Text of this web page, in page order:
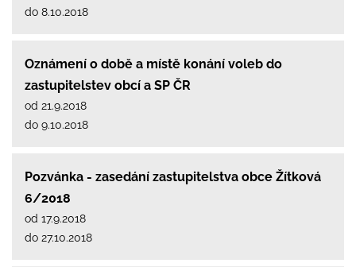
do 8.10.2018
Oznámení o době a místě konání voleb do
zastupitelstev obcí a SP ČR
od 21.9.2018
do 9.10.2018
Pozvánka - zasedání zastupitelstva obce Žítková
6/2018
od 17.9.2018
do 27.10.2018